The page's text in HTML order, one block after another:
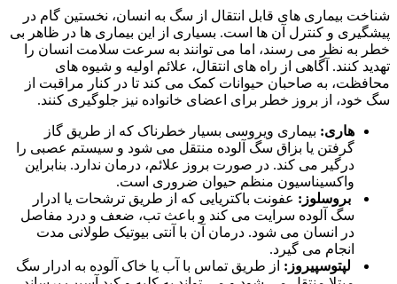
شناخت بیماری‌ های قابل انتقال از سگ به انسان، نخستین گام در
پیشگیری و کنترل آن‌ ها است. بسیاری از این بیماری‌ ها در ظاهر بی‌
خطر به‌ نظر می‌ رسند، اما می‌ توانند به‌ سرعت سلامت انسان را
تهدید کنند. آگاهی از راه‌ های انتقال، علائم اولیه و شیوه‌ های
محافظت، به صاحبان حیوانات کمک می‌ کند تا در کنار مراقبت از
سگ خود، از بروز خطر برای اعضای خانواده نیز جلوگیری کنند.
هاری: بیماری ویروسی بسیار خطرناک که از طریق گاز
گرفتن یا بزاق سگ آلوده منتقل می‌ شود و سیستم عصبی را
درگیر می‌ کند. در صورت بروز علائم، درمان ندارد. بنابراین
واکسیناسیون منظم حیوان ضروری است.
بروسلوز: عفونت باکتریایی که از طریق ترشحات یا ادرار
سگ آلوده سرایت می‌ کند و باعث تب، ضعف و درد مفاصل
در انسان می‌ شود. درمان آن با آنتی‌ بیوتیک طولانی‌ مدت
انجام می‌ گیرد.
لپتوسپیروز: از طریق تماس با آب یا خاک آلوده به ادرار سگ